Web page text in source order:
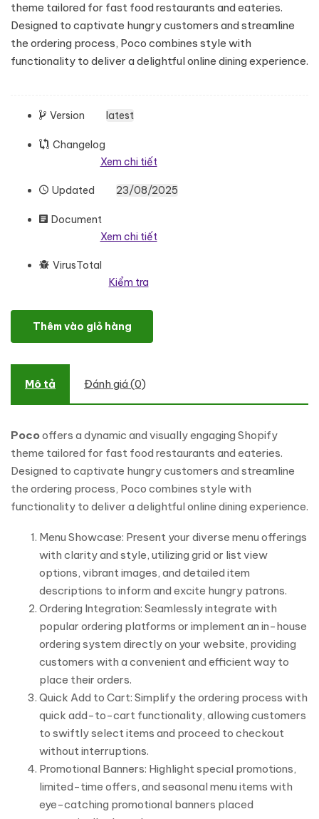
theme tailored for fast food restaurants and eateries.
Designed to captivate hungry customers and streamline
the ordering process, Poco combines style with
functionality to deliver a delightful online dining experience.
Version latest
Changelog
Xem chi tiết
Updated 23/08/2025
Document
Xem chi tiết
VirusTotal
Kiểm tra
Poco - Fast Food Shopify Theme số lượng
Thêm vào giỏ hàng
Mô tả Đánh giá (0)
Pocooffers a dynamic and visually engaging Shopify
theme tailored for fast food restaurants and eateries.
Designed to captivate hungry customers and streamline
the ordering process, Poco combines style with
functionality to deliver a delightful online dining experience.
Menu Showcase: Present your diverse menu offerings
with clarity and style, utilizing grid or list view
options, vibrant images, and detailed item
descriptions to inform and excite hungry patrons.
Ordering Integration: Seamlessly integrate with
popular ordering platforms or implement an in-house
ordering system directly on your website, providing
customers with a convenient and efficient way to
place their orders.
Quick Add to Cart: Simplify the ordering process with
quick add-to-cart functionality, allowing customers
to swiftly select items and proceed to checkout
without interruptions.
Promotional Banners: Highlight special promotions,
limited-time offers, and seasonal menu items with
eye-catching promotional banners placed